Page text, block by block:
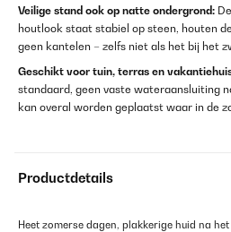
Veilige stand ook op natte ondergrond:
houtlook staat stabiel op steen, houten
geen kantelen – zelfs niet als het bij het
Geschikt voor tuin, terras en
standaard, geen vaste wateraansluiting
kan overal worden geplaatst waar in de
Productdetails
Heet zomerse dagen, plakkerige huid na